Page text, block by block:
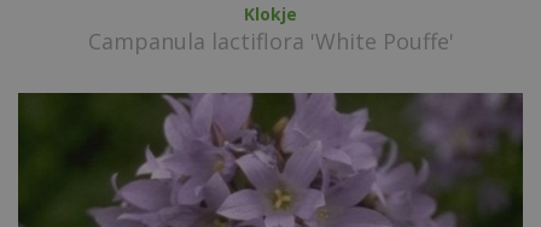
Klokje
Campanula lactiflora 'White Pouffe'